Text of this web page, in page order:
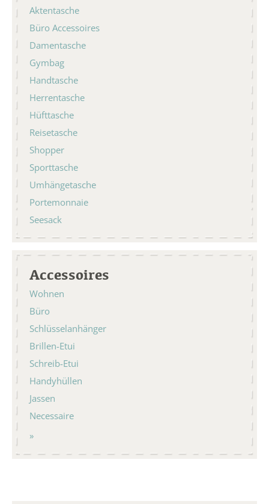
Aktentasche
Büro Accessoires
Damentasche
Gymbag
Handtasche
Herrentasche
Hüfttasche
Reisetasche
Shopper
Sporttasche
Umhängetasche
Portemonnaie
Seesack
Accessoires
Wohnen
Büro
Schlüsselanhänger
Brillen-Etui
Schreib-Etui
Handyhüllen
Jassen
Necessaire